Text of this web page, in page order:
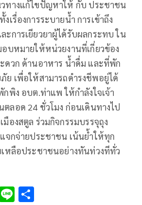
ทางแก้ไขปัญหาให้ กับ ประชาชน
เรื่องการระบายน้ำ การเข้าถึง
การเยียวยาผู้ได้รับผลกระทบ ใน
บหมายให้หน่วยงานที่เกี่ยวข้อง
ะดวก ด้านอาหาร น้ำดื่ม และที่พัก
ย เพื่อให้สามารถดำรงชีพอยู่ได้
พิง อบต.ท่าแพ ให้กำลังใจเจ้า
ลอด 24 ชั่วโมง ก่อนเดินทางไป
มืองสตูล ร่วมกิจกรรมบรรจุถุง
จกจ่ายประชาชน เน้นย้ำให้ทุก
เหลือประชาชนอย่างทันท่วงทีทั่ว
Li